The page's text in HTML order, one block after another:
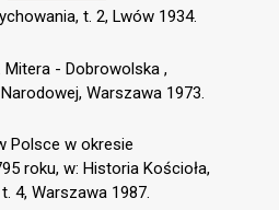
t. 2, Lwów 1934.
Mitera - Dobrowolska ,
Warszawa 1973.
Polsce w okresie
roku, w: Historia Kościoła,
4, Warszawa 1987.